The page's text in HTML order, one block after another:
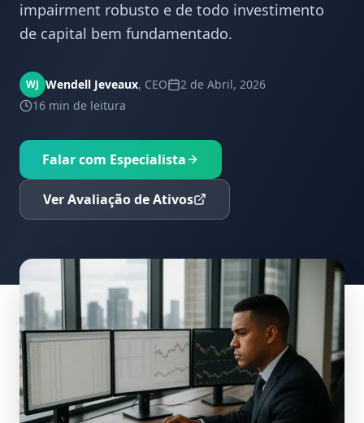
impairment robusto e de todo investimento
de capital bem fundamentado.
WJ Wendell Jeveaux, CEO
2 de Abril, 2026
16 min de leitura
Falar com Especialista
Ver Avaliação de Ativos